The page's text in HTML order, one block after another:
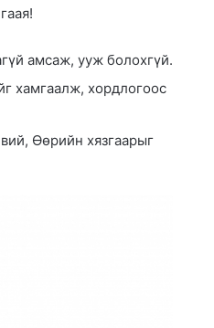
амсаж, ууж болохгүй.
хамгаалж, хордлогоос
Өөрийн хязгаарыг